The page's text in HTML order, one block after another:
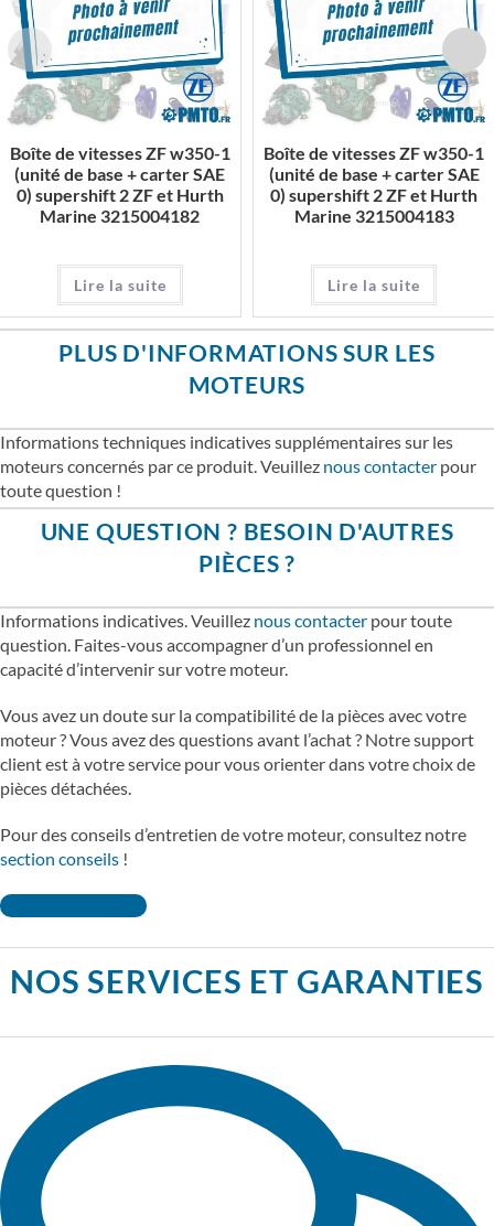
Boîte de vitesses ZF w350-1
(unité de base + carter SAE
0) supershift 2 ZF et Hurth
Marine 3215004182
Lire la suite
Boîte de vitesses ZF w350-1
(unité de base + carter SAE
0) supershift 2 ZF et Hurth
Marine 3215004183
Lire la suite
PLUS D'INFORMATIONS SUR LES
MOTEURS
Informations techniques indicatives supplémentaires sur les
moteurs concernés par ce produit. Veuillez nous contacter pour
toute question !
UNE QUESTION ? BESOIN D'AUTRES
PIÈCES ?
Informations indicatives. Veuillez nous contacter pour toute
question. Faites-vous accompagner d’un professionnel en
capacité d’intervenir sur votre moteur.
Vous avez un doute sur la compatibilité de la pièces avec votre
moteur ? Vous avez des questions avant l’achat ? Notre support
client est à votre service pour vous orienter dans votre choix de
pièces détachées.
Pour des conseils d’entretien de votre moteur, consultez notre
section conseils !
Contactez-nous !
NOS SERVICES ET GARANTIES